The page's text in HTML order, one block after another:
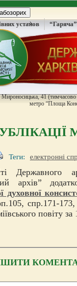
установ
41
метро “Площа
Теги: електронні
Державного
архів”
духовної
спр.171-173,
повіту